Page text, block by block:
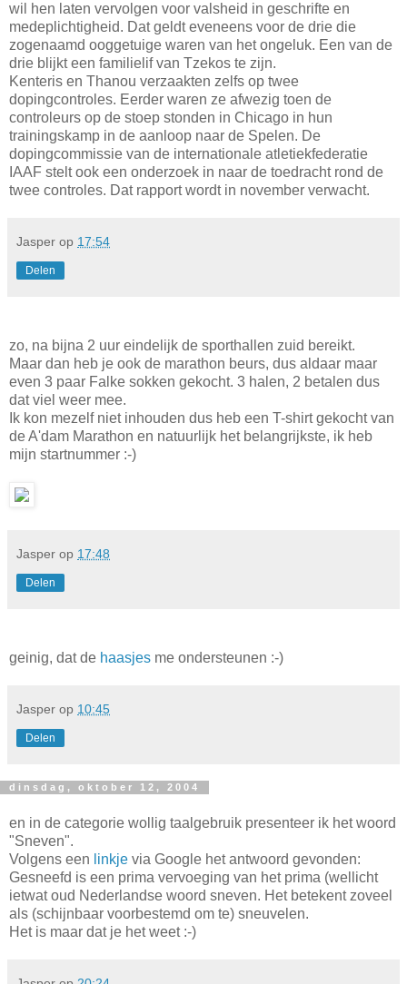
wil hen laten vervolgen voor valsheid in geschrifte en
medeplichtigheid. Dat geldt eveneens voor de drie die
zogenaamd ooggetuige waren van het ongeluk. Een van de
drie blijkt een familielif van Tzekos te zijn.
Kenteris en Thanou verzaakten zelfs op twee
dopingcontroles. Eerder waren ze afwezig toen de
controleurs op de stoep stonden in Chicago in hun
trainingskamp in de aanloop naar de Spelen. De
dopingcommissie van de internationale atletiekfederatie
IAAF stelt ook een onderzoek in naar de toedracht rond de
twee controles. Dat rapport wordt in november verwacht.
Jasper op 17:54
Delen
zo, na bijna 2 uur eindelijk de sporthallen zuid bereikt.
Maar dan heb je ook de marathon beurs, dus aldaar maar
even 3 paar Falke sokken gekocht. 3 halen, 2 betalen dus
dat viel weer mee.
Ik kon mezelf niet inhouden dus heb een T-shirt gekocht van
de A'dam Marathon en natuurlijk het belangrijkste, ik heb
mijn startnummer :-)
Jasper op 17:48
Delen
geinig, dat de haasjes me ondersteunen :-)
Jasper op 10:45
Delen
dinsdag, oktober 12, 2004
en in de categorie wollig taalgebruik presenteer ik het woord
"Sneven".
Volgens een linkje via Google het antwoord gevonden:
Gesneefd is een prima vervoeging van het prima (wellicht
ietwat oud Nederlandse woord sneven. Het betekent zoveel
als (schijnbaar voorbestemd om te) sneuvelen.
Het is maar dat je het weet :-)